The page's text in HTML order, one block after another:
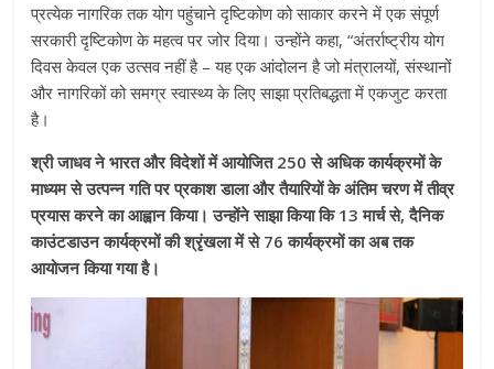
प्रत्येक नागरिक तक योग पहुंचाने दृष्टिकोण को साकार करने में एक संपूर्ण
सरकारी दृष्टिकोण के महत्व पर जोर दिया। उन्होंने कहा, “अंतर्राष्ट्रीय योग
दिवस केवल एक उत्सव नहीं है – यह एक आंदोलन है जो मंत्रालयों, संस्थानों
और नागरिकों को समग्र स्वास्थ्य के लिए साझा प्रतिबद्धता में एकजुट करता
है।
श्री जाधव ने भारत और विदेशों में आयोजित 250 से अधिक कार्यक्रमों के
माध्यम से उत्पन्न गति पर प्रकाश डाला और तैयारियों के अंतिम चरण में तीव्र
प्रयास करने का आह्वान किया। उन्होंने साझा किया कि 13 मार्च से, दैनिक
काउंटडाउन कार्यक्रमों की श्रृंखला में से 76 कार्यक्रमों का अब तक
आयोजन किया गया है।